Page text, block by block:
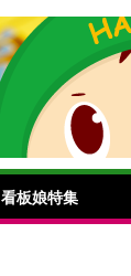
看板娘特集